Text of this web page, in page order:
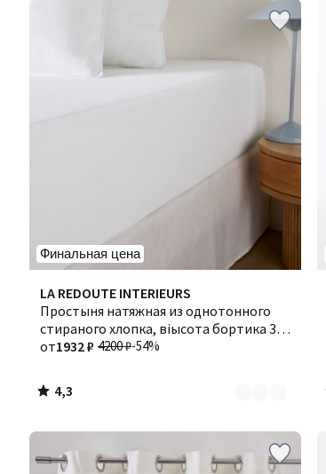
Финальная цена
LA REDOUTE INTERIEURS
Простыня натяжная из однотонного
стираного хлопка, віысота бортика 30
см, Scenario / Сценарио
4200 ₽-54%
от1932 ₽
4,3
/ 5
Количество
цветов:
2
4,3
/